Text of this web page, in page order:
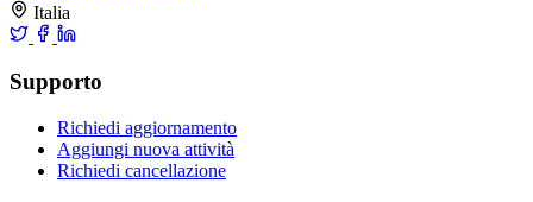
Italia
Supporto
Richiedi aggiornamento
Aggiungi nuova attività
Richiedi cancellazione